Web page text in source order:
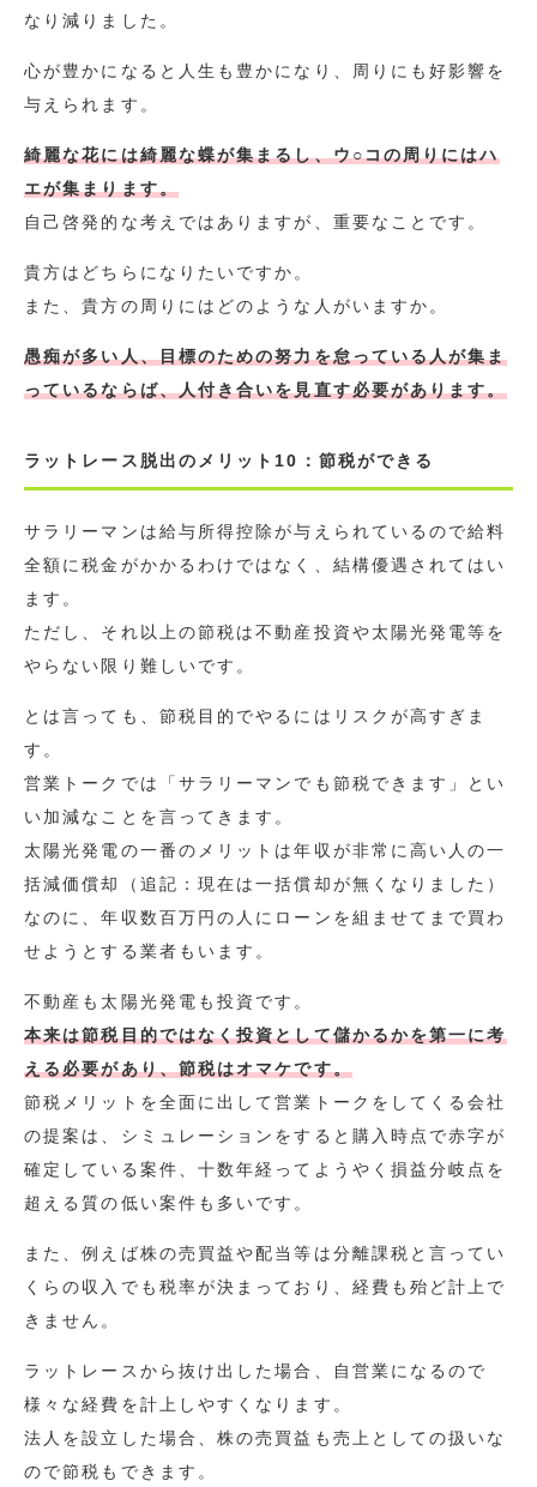
なり減りました。
心が豊かになると人生も豊かになり、周りにも好影響を
与えられます。
綺麗な花には綺麗な蝶が集まるし、ウ○コの周りにはハ
エが集まります。
自己啓発的な考えではありますが、重要なことです。
貴方はどちらになりたいですか。
また、貴方の周りにはどのような人がいますか。
愚痴が多い人、目標のための努力を怠っている人が集ま
っているならば、人付き合いを見直す必要があります。
ラットレース脱出のメリット10：節税ができる
サラリーマンは給与所得控除が与えられているので給料
全額に税金がかかるわけではなく、結構優遇されてはい
ます。
ただし、それ以上の節税は不動産投資や太陽光発電等を
やらない限り難しいです。
とは言っても、節税目的でやるにはリスクが高すぎま
す。
営業トークでは「サラリーマンでも節税できます」とい
い加減なことを言ってきます。
太陽光発電の一番のメリットは年収が非常に高い人の一
括減価償却（追記：現在は一括償却が無くなりました）
なのに、年収数百万円の人にローンを組ませてまで買わ
せようとする業者もいます。
不動産も太陽光発電も投資です。
本来は節税目的ではなく投資として儲かるかを第一に考
える必要があり、節税はオマケです。
節税メリットを全面に出して営業トークをしてくる会社
の提案は、シミュレーションをすると購入時点で赤字が
確定している案件、十数年経ってようやく損益分岐点を
超える質の低い案件も多いです。
また、例えば株の売買益や配当等は分離課税と言ってい
くらの収入でも税率が決まっており、経費も殆ど計上で
きません。
ラットレースから抜け出した場合、自営業になるので
様々な経費を計上しやすくなります。
法人を設立した場合、株の売買益も売上としての扱いな
ので節税もできます。